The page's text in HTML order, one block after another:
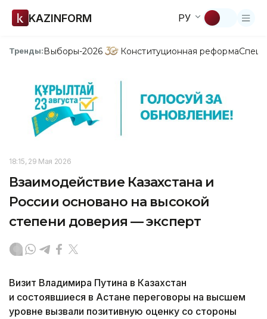
KAZINFORM РУ
Тренды:Выборы-2026 Конституционная реформа
18:15, 29 Мая 2026
Взаимодействие Казахстана и
России основано на высокой
степени доверия — эксперт
Визит Владимира Путина в Казахстан
и состоявшиеся в Астане переговоры на высшем
уровне вызвали позитивную оценку со стороны